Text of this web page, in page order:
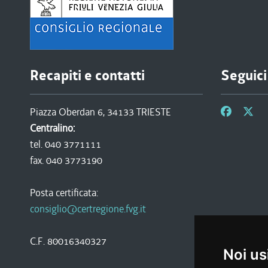
Noi
Recapiti e contatti
Piazza Oberdan 6, 34133 TRIESTE
Centralino:
tel. 040 3771111
fax. 040 3773190
Posta certificata:
consiglio@certregione.fvg.it
C.F. 80016340327